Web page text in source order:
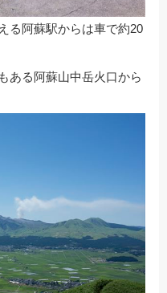
る阿蘇駅からは車で約20
ある阿蘇山中岳火口から